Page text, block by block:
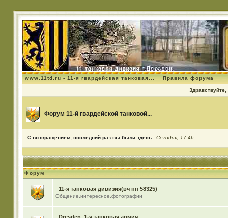
www.11td.ru - 11-я гвардейская танковая... Правила форума
Здравствуйте,
Форум 11-й гвардейской танковой...
С возвращением, последний раз вы были здесь : Сегодня, 17:46
Форум
11-я танковая дивизия(вч пп 58325)
Общение,интересное,фотографии